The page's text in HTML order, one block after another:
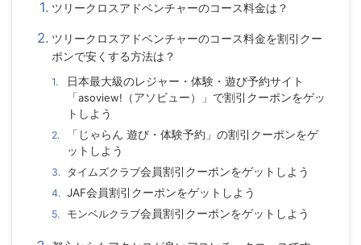
ツリークロスアドベンチャーのコース料金は？
ツリークロスアドベンチャーのコース料金を割引クー
ポンで安くする方法は？
日本最大級のレジャー・体験・遊び予約サイト
「asoview! （アソビュー）」で割引クーポンをゲッ
トしよう
「じゃらん 遊び・体験予約」の割引クーポンをゲ
ットしよう
タイムズクラブ会員割引クーポンをゲットしよう
JAF会員割引クーポンをゲットしよう
モンベルクラブ会員割引クーポンをゲットしよう